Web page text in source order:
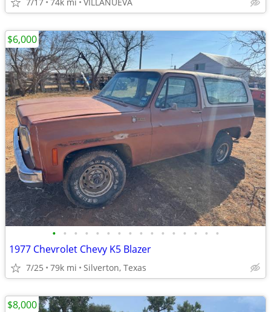
• • • • • • • • • • • • • • • •
1977 Chevrolet Chevy K5 Blazer
7/25 79k mi Silverton, Texas
$6,000
$8,000